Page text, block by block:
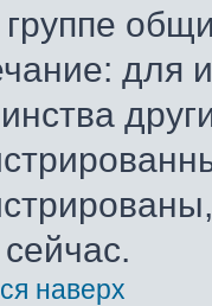
группе
для
наверх